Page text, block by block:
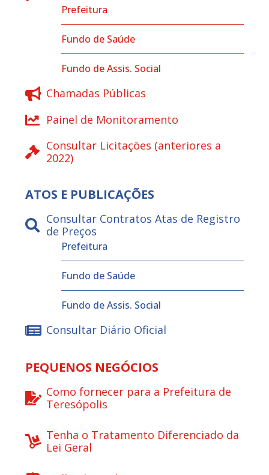
Prefeitura
Fundo de Saúde
Fundo de Assis. Social
Chamadas Públicas
Painel de Monitoramento
Consultar Licitações (anteriores a
2022)
ATOS E PUBLICAÇÕES
Consultar Contratos Atas de Registro
de Preços
Prefeitura
Fundo de Saúde
Fundo de Assis. Social
Consultar Diário Oficial
PEQUENOS NEGÓCIOS
Como fornecer para a Prefeitura de
Teresópolis
Tenha o Tratamento Diferenciado da
Lei Geral